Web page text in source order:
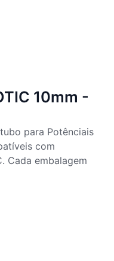
10mm -
para Potênciais
com
Cada embalagem